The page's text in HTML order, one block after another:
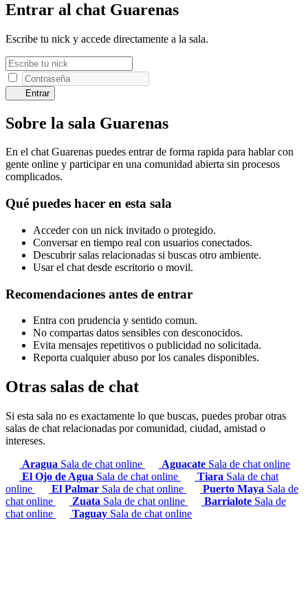
Entrar al chat Guarenas
Escribe tu nick y accede directamente a la sala.
Entrar
Sobre la sala Guarenas
En el chat Guarenas puedes entrar de forma rapida para hablar con
gente online y participar en una comunidad abierta sin procesos
complicados.
Qué puedes hacer en esta sala
Acceder con un nick invitado o protegido.
Conversar en tiempo real con usuarios conectados.
Descubrir salas relacionadas si buscas otro ambiente.
Usar el chat desde escritorio o movil.
Recomendaciones antes de entrar
Entra con prudencia y sentido comun.
No compartas datos sensibles con desconocidos.
Evita mensajes repetitivos o publicidad no solicitada.
Reporta cualquier abuso por los canales disponibles.
Otras salas de chat
Si esta sala no es exactamente lo que buscas, puedes probar otras
salas de chat relacionadas por comunidad, ciudad, amistad o
intereses.
Aragua Sala de chat online Aguacate Sala de chat online
El Ojo de Agua Sala de chat online Tiara Sala de chat
online
El Palmar Sala de chat online Puerto Maya Sala de
chat online
Zuata Sala de chat online Barrialote Sala de
chat online
Taguay Sala de chat online